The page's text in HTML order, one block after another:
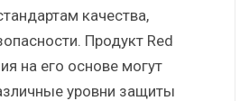
качества,
Продукт Red
на его основе могут
уровни защиты